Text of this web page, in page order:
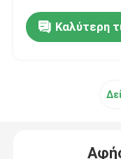
Περίπου εμείς
Καλύτερη